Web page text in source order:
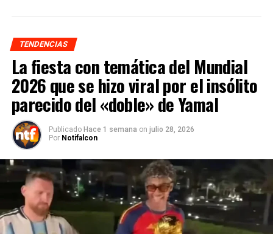
TENDENCIAS
La fiesta con temática del Mundial
2026 que se hizo viral por el insólito
parecido del «doble» de Yamal
Publicado Hace 1 semana on julio 28, 2026
Por Notifalcon